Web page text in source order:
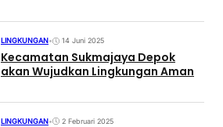
LINGKUNGAN• 14 Juni 2025
Kecamatan Sukmajaya Depok
akan Wujudkan Lingkungan Aman
LINGKUNGAN• 2 Februari 2025